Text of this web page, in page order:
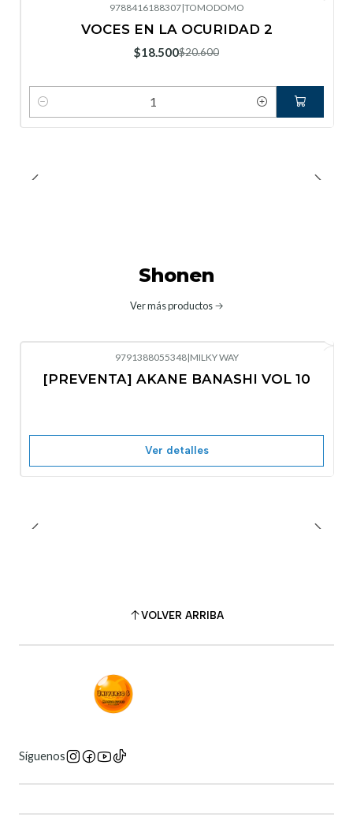
9788416188307|TOMODOMO
VOCES EN LA OCURIDAD 2
$18.500$20.600
Cantidad
Shonen
Ver más productos
No disponible
9791388055348|MILKY WAY
[PREVENTA] AKANE BANASHI VOL 10
Ver detalles
VOLVER ARRIBA
Síguenos